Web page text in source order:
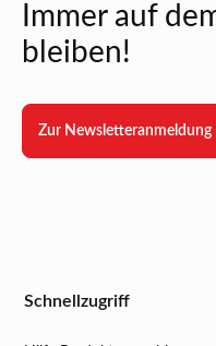
Immer auf
bleiben!
Zur Newsletteranmeldung
Schnellzugriff